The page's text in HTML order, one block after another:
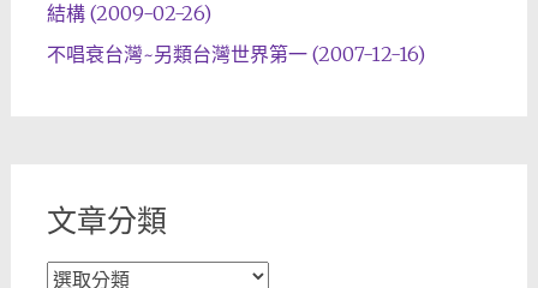
結構 (2009-02-26)
不唱衰台灣~另類台灣世界第一 (2007-12-16)
文章分類
文